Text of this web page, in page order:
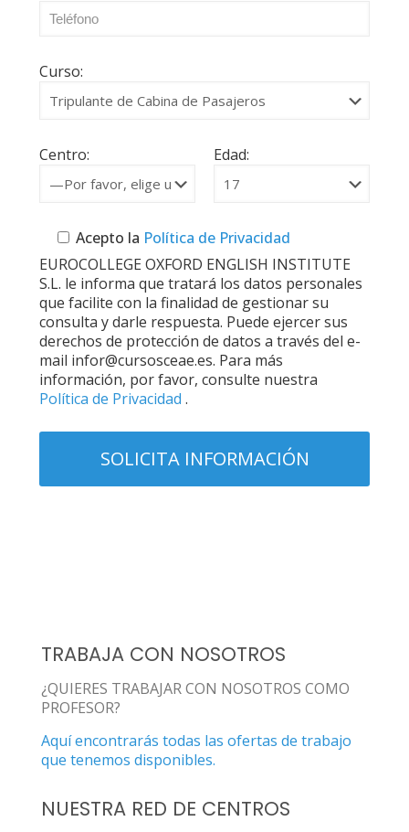
Curso:
Centro: Edad:
Acepto la Política de Privacidad
EUROCOLLEGE OXFORD ENGLISH INSTITUTE
S.L. le informa que tratará los datos personales
que facilite con la finalidad de gestionar su
consulta y darle respuesta. Puede ejercer sus
derechos de protección de datos a través del e-
mail infor@cursosceae.es. Para más
información, por favor, consulte nuestra
Política de Privacidad .
TRABAJA CON NOSOTROS
¿QUIERES TRABAJAR CON NOSOTROS COMO
PROFESOR?
Aquí encontrarás todas las ofertas de trabajo
que tenemos disponibles.
NUESTRA RED DE CENTROS